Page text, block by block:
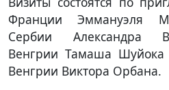
Франции Эммануэля
Сербии Александра
Венгрии Тамаша Шуйока
Венгрии Виктора Орбана.